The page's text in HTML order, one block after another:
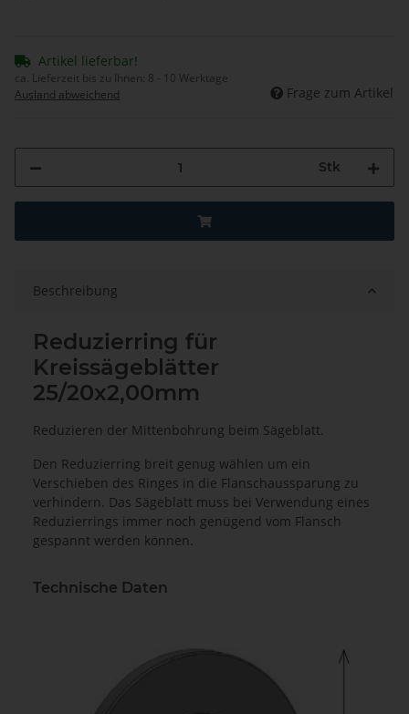
Artikel lieferbar!
ca. Lieferzeit bis zu Ihnen: 8 - 10 Werktage
Ausland abweichend
Frage zum Artikel
Stk
Beschreibung
Reduzierring für
Kreissägeblätter
25/20x2,00mm
Reduzieren der Mittenbohrung beim Sägeblatt.
Den Reduzierring breit genug wählen um ein
Verschieben des Ringes in die Flanschaussparung zu
verhindern. Das Sägeblatt muss bei Verwendung eines
Reduzierrings immer noch genügend vom Flansch
gespannt werden können.
Technische Daten